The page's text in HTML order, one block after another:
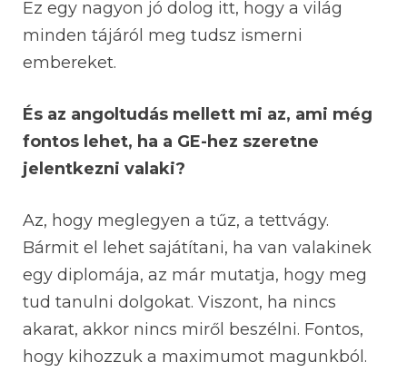
Ez egy nagyon jó dolog itt, hogy a világ
minden tájáról meg tudsz ismerni
embereket.
És az angoltudás mellett mi az, ami még
fontos lehet, ha a GE-hez szeretne
jelentkezni valaki?
Az, hogy meglegyen a tűz, a tettvágy.
Bármit el lehet sajátítani, ha van valakinek
egy diplomája, az már mutatja, hogy meg
tud tanulni dolgokat. Viszont, ha nincs
akarat, akkor nincs miről beszélni. Fontos,
hogy kihozzuk a maximumot magunkból.